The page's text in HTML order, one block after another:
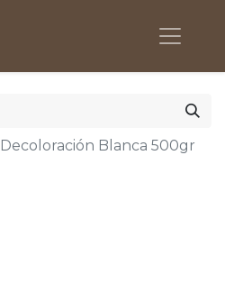
Decoloración Blanca 500gr